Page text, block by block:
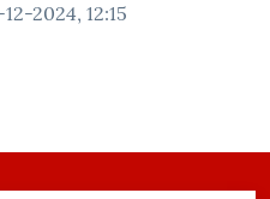
12-2024, 12:15